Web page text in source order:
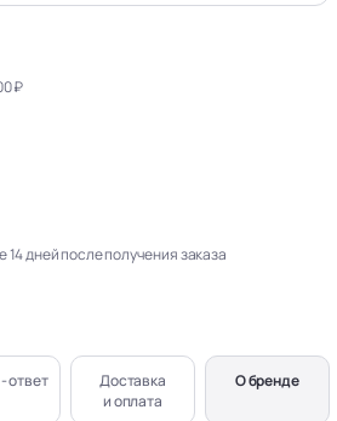
₽
14 дней после получения заказа
ответ
Доставка
и оплата
О бренде